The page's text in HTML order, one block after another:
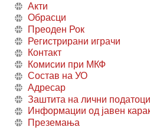
Акти
Обрасци
Преоден Рок
Регистрирани играчи
Контакт
Комисии при МКФ
Состав на УО
Адресар
Заштита на лични податоци
Информации од јавен
Преземања